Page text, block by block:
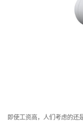
即使工资高，人们考虑的还